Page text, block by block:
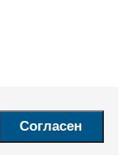
Согласен